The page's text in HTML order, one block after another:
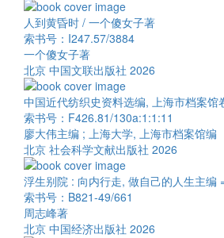
人到黄昏时 / 一个傻女子著
索书号：I247.57/3884
一个傻女子著
北京 中国文联出版社 2026
中国近代纺织史资料选编, 上海市档案
索书号：F426.81/130a:1:1:11
廖大伟主编 ; 上海大学, 上海市档案馆编
北京 社会科学文献出版社 2026
浮生别院 : 向内行走, 做自己的人生主
索书号：B821-49/661
周志峰著
北京 中国经济出版社 2026